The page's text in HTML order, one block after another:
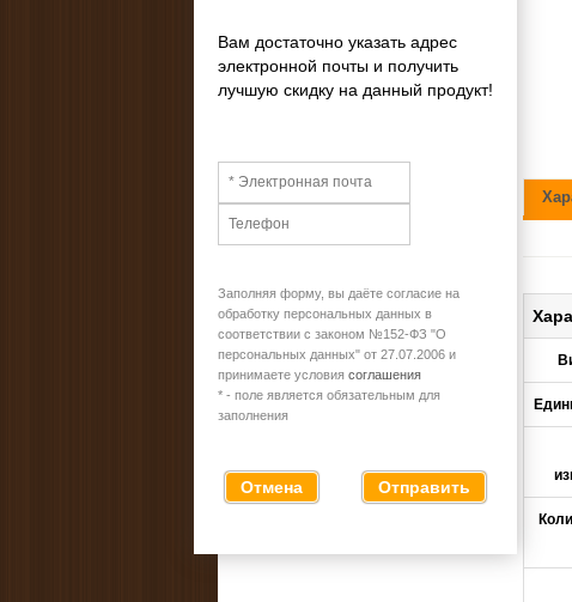
Ликвидация остатков
Вам достаточно указать адрес
электронной почты и получить
лучшую скидку на данный продукт!
Заполняя форму, вы даёте согласие на
обработку персональных данных в
соответствии с законом №152-ФЗ "О
персональных данных" от 27.07.2006 и
принимаете условия соглашения
* - поле является обязательным для
заполнения
Отмена Отправить